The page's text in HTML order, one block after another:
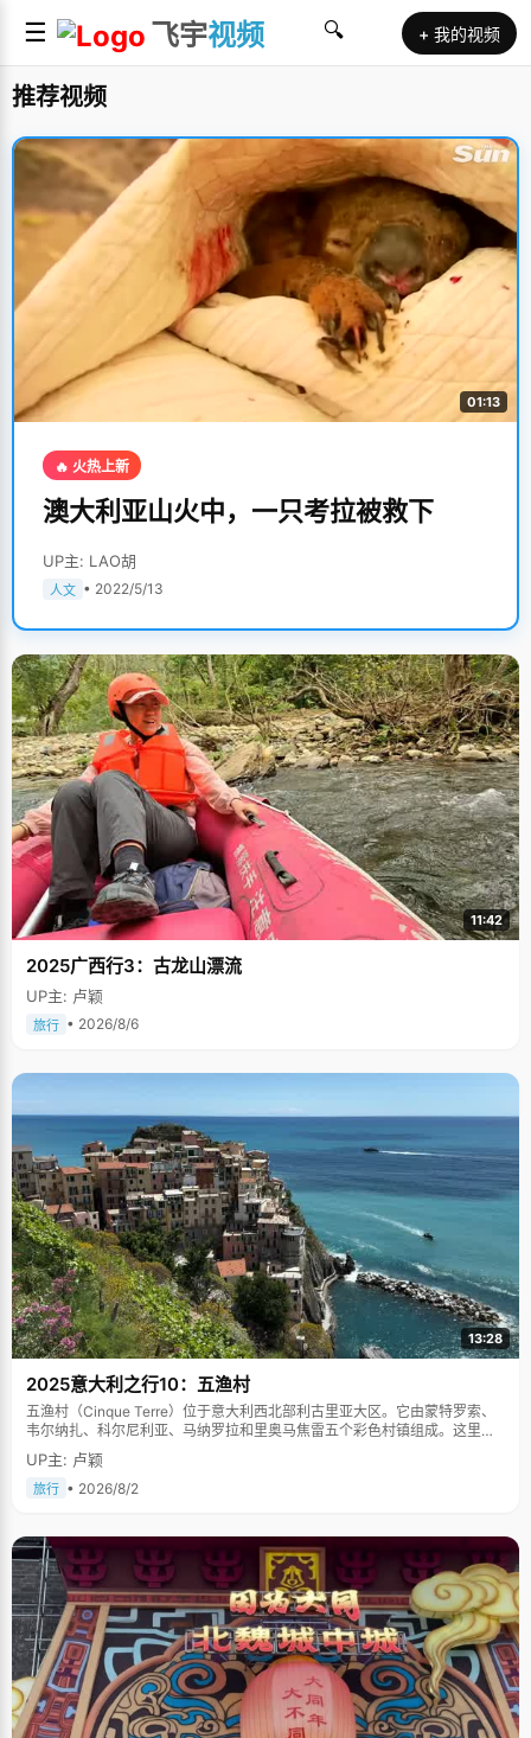
☰ 飞宇视频 🔍 + 我的视频
推荐视频
01:13
🔥 火热上新
澳大利亚山火中，一只考拉被救下
UP主: LAO胡
人文 • 2022/5/13
11:42
2025广西行3：古龙山漂流
UP主: 卢颖
旅行 • 2026/8/6
13:28
2025意大利之行10：五渔村
五渔村（Cinque Terre）位于意大利西北部利古里亚大区。它由蒙特罗索、
韦尔纳扎、科尔尼利亚、马纳罗拉和里奥马焦雷五个彩色村镇组成。这里依
山傍海，房屋色彩斑斓，1997年被列为世界文化遗产。
UP主: 卢颖
旅行 • 2026/8/2